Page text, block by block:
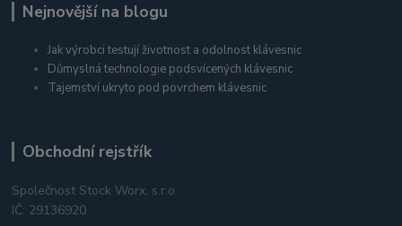
Nejnovější na blogu
Jak výrobci testují životnost a odolnost klávesnic
Důmyslná technologie podsvícených klávesnic
Tajemství ukryto pod povrchem klávesnic
Obchodní rejstřík
Společnost Stock Worx, s.r.o.
IČ: 29136920